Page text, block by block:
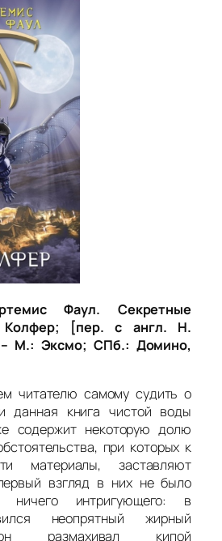
Фаул. Секретные
Колфер; [пер. с англ. Н.
– М.: Эксмо; СПб.: Домино,
читателю самому судить о
данная книга чистой воды
содержит некоторую долю
при которых к
материалы, заставляют
взгляд в них не было
ничего интригующего: в
неопрятный жирный
размахивал кипой